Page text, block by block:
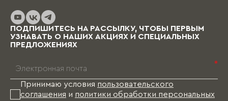
ПОДПИШИТЕСЬ НА РАССЫЛКУ, ЧТОБЫ ПЕРВЫМ
УЗНАВАТЬ О НАШИХ АКЦИЯХ И СПЕЦИАЛЬНЫХ
ПРЕДЛОЖЕНИЯХ
*
Принимаю условия пользовательского
соглашения и политики обработки персональных